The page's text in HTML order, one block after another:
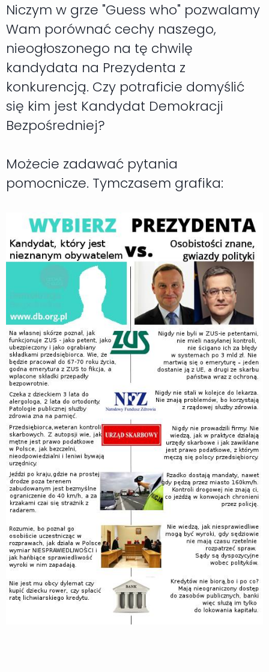
Niczym w grze "Guess who" pozwalamy
Wam porównać cechy naszego,
nieogłoszonego na tę chwilę
kandydata na Prezydenta z
konkurencją. Czy potraficie domyślić
się kim jest Kandydat Demokracji
Bezpośredniej?
Możecie zadawać pytania
pomocnicze. Tymczasem grafika: